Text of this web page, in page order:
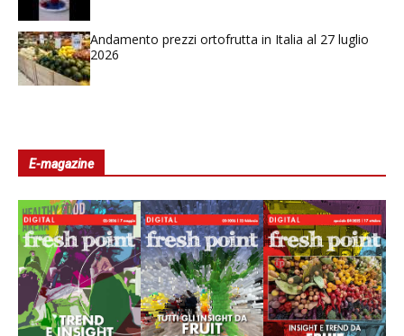
Andamento prezzi ortofrutta in Italia al 27 luglio
2026
E-magazine